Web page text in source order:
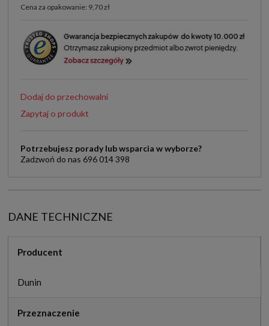
Cena za opakowanie: 9,70 zł
Dodaj do przechowalni
Zapytaj o produkt
Potrzebujesz porady lub wsparcia w wyborze?
Zadzwoń do nas 696 014 398
DANE TECHNICZNE
Producent
Dunin
Przeznaczenie